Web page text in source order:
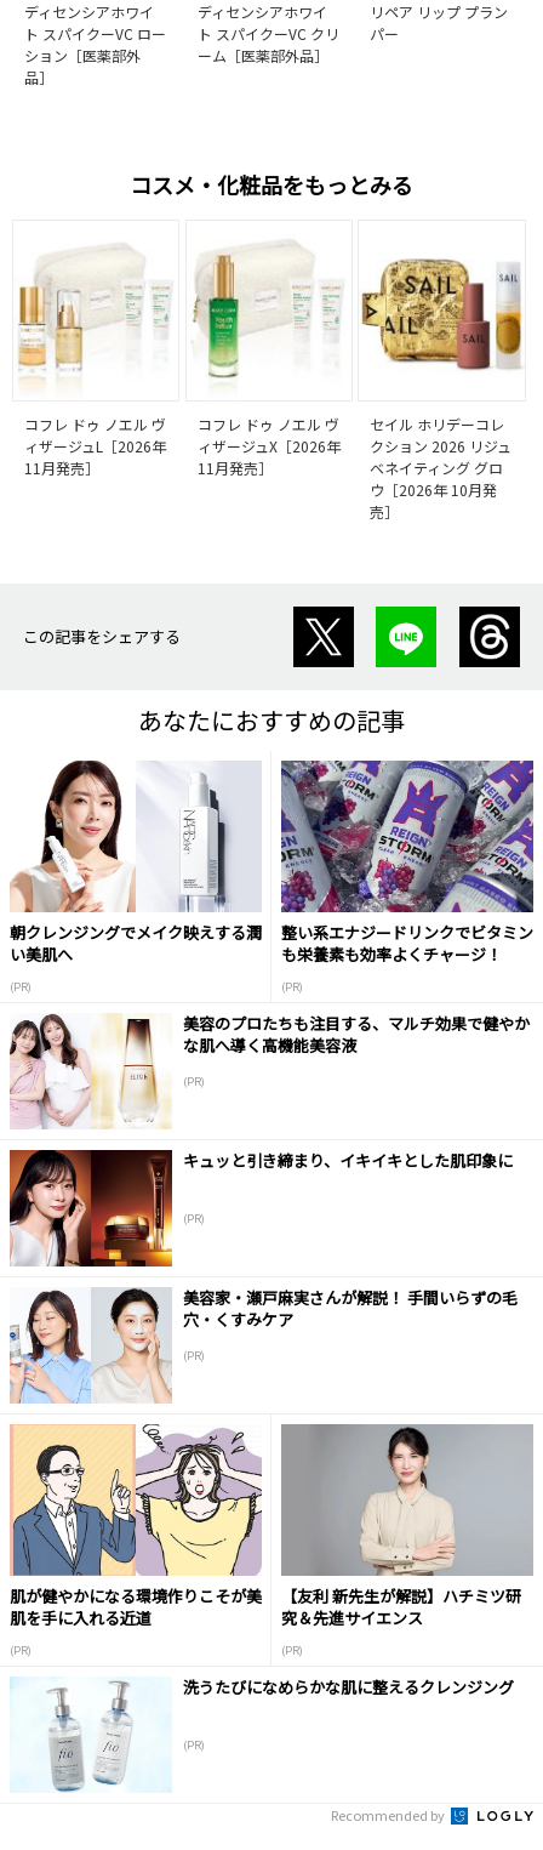
ディセンシアホワイ
ト スパイクーVC ロー
ション［医薬部外
品］
ディセンシアホワイ
ト スパイクーVC クリ
ーム［医薬部外品］
リペア リップ プラン
パー
コスメ・化粧品をもっとみる
コフレ ドゥ ノエル ヴ
ィザージュL［2026年
11月発売］
コフレ ドゥ ノエル ヴ
ィザージュX［2026年
11月発売］
セイル ホリデーコレ
クション 2026 リジュ
ベネイティング グロ
ウ［2026年 10月発
売］
この記事をシェアする
あなたにおすすめの記事
朝クレンジングでメイク映えする潤
い美肌へ
(PR)
整い系エナジードリンクでビタミン
も栄養素も効率よくチャージ！
(PR)
美容のプロたちも注目する、マルチ効果で健やか
な肌へ導く高機能美容液
(PR)
キュッと引き締まり、イキイキとした肌印象に
(PR)
美容家・瀬戸麻実さんが解説！ 手間いらずの毛
穴・くすみケア
(PR)
肌が健やかになる環境作りこそが美
肌を手に入れる近道
(PR)
【友利 新先生が解説】ハチミツ研
究＆先進サイエンス
(PR)
洗うたびになめらかな肌に整えるクレンジング
(PR)
Recommended by